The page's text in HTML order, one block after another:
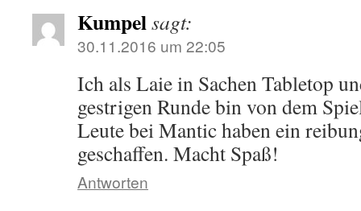
Kumpelsagt:
30.11.2016 um 22:05
Ich als Laie in Sachen Tabletop
gestrigen Runde bin von dem
Leute bei Mantic haben ein
geschaffen. Macht Spaß!
Antworten